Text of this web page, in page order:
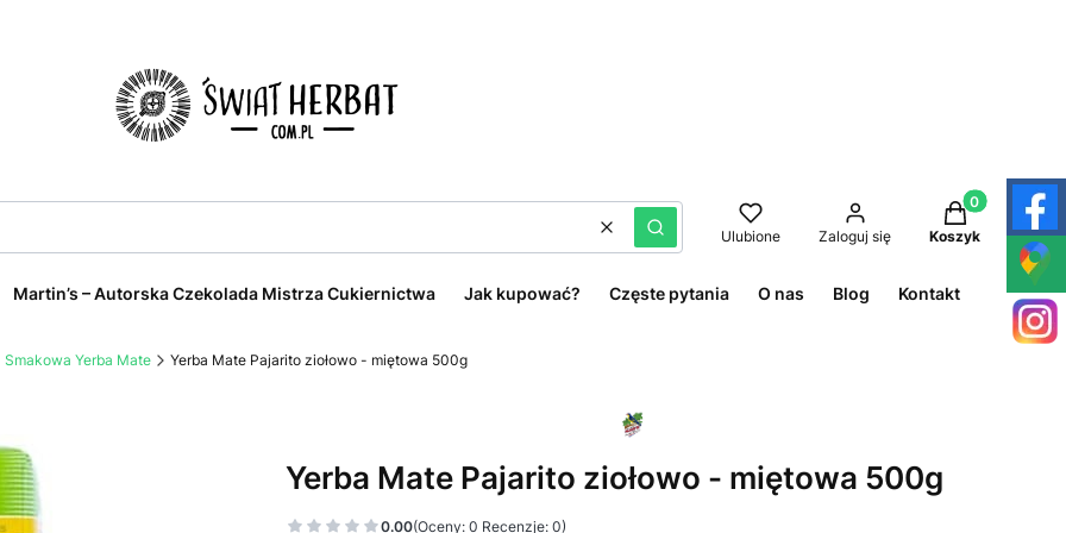
WyczyśćSzukaj Ulubione Zaloguj się
Produkty w
Koszyk
Martin’s – Autorska Czekolada Mistrza Cukiernictwa Jak kupować? Częste pytania O nas Blog Kontakt
Smakowa Yerba Mate Yerba Mate Pajarito ziołowo - miętowa 500g
Yerba Mate Pajarito ziołowo - miętowa 500g
0.00(Oceny: 0 Recenzje: 0)